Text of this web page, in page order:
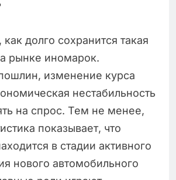
долго сохранится такая
рынке иномарок.
изменение курса
нестабильность
на спрос. Тем не менее,
показывает, что
в стадии активного
нового автомобильного